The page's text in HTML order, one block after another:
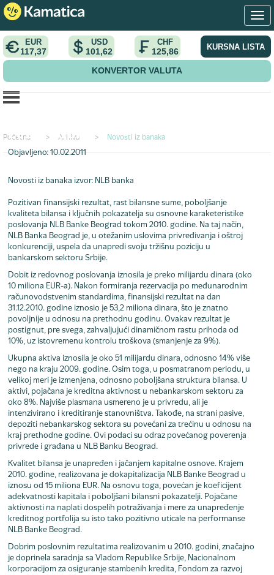
EUR
117,37
USD
101,62
CHF
125,86 KURSNA LISTA
KONVERTOR VALUTA
Početna > Arhiva > Novosti iz banaka
2010. godini
Objavljeno: 10.02.2011
Novosti iz banaka izvor: NLB banka
Pozitivan finansijski rezultat, rast bilansne sume, poboljšanje
kvaliteta bilansa i ključnih pokazatelja su osnovne karaketeristike
poslovanja NLB Banke Beograd tokom 2010. godine. Na taj način,
NLB Banka Beograd je, u otežanim uslovima privređivanja i oštroj
konkurenciji, uspela da unapredi svoju tržišnu poziciju u
bankarskom sektoru Srbije.
Dobit iz redovnog poslovanja iznosila je preko milijardu dinara (oko
10 miliona EUR-a). Nakon formiranja rezervacija po međunarodnim
računovodstvenim standardima, finansijski rezultat na dan
31.12.2010. godine iznosio je 53,2 miliona dinara, što je znatno
povoljnije u odnosu na prethodnu godinu. Ovakav rezultat je
postignut, pre svega, zahvaljujući dinamičnom rastu prihoda od
10%, uz istovremenu kontrolu troškova (smanjenje za 9%).
Ukupna aktiva iznosila je oko 51 milijardu dinara, odnosno 14% više
nego na kraju 2009. godine. Osim toga, u posmatranom periodu, u
velikoj meri je izmenjena, odnosno poboljšana struktura bilansa. U
aktivi, pojačana je kreditna aktivnost u nebankarskom sektoru za
oko 8%. Najviše plasmana usmereno je u privredu, ali je
intenzivirano i kreditiranje stanovništva. Takođe, na strani pasive,
depoziti nebankarskog sektora su povećani za trećinu u odnosu na
kraj prethodne godine. Ovi podaci su odraz povećanog poverenja
privrede i građana u NLB Banku Beograd.
Kvalitet bilansa je unapređen i jačanjem kapitalne osnove. Krajem
2010. godine, realizovana je dokapitalizacija NLB Banke Beograd u
iznosu od 15 miliona EUR. Na osnovu toga, povećan je koeficijent
adekvatnosti kapitala i poboljšani bilansni pokazatelji. Pojačane
aktivnosti na naplati dospelih potraživanja i mere za unapređenje
kreditnog portfolija su isto tako pozitivno uticale na performanse
NLB Banke Beograd.
Dobrim poslovnim rezultatima realizovanim u 2010. godini, značajno
je doprinela saradnja sa Vladom Republike Srbije, Nacionalnom
korporacijom za osiguranje stambenih kredita, Fondom za razvoj